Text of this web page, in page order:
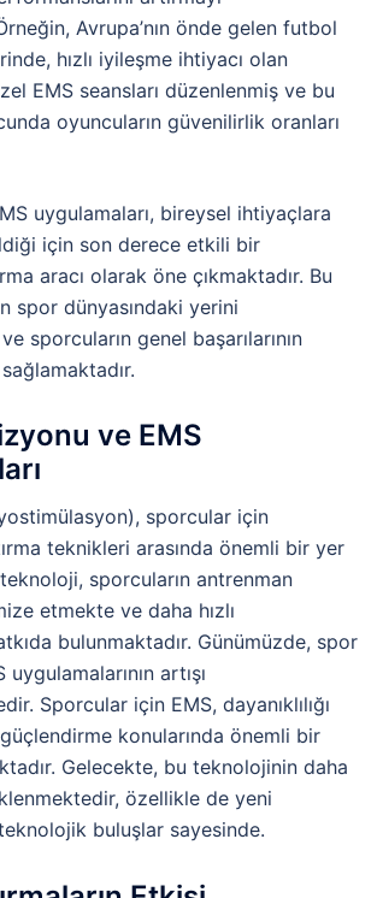
Avrupa’nın önde gelen futbol
hızlı iyileşme ihtiyacı olan
EMS seansları düzenlenmiş ve bu
oyuncuların güvenilirlik oranları
uygulamaları, bireysel ihtiyaçlara
için son derece etkili bir
aracı olarak öne çıkmaktadır. Bu
spor dünyasındaki yerini
sporcuların genel başarılarının
ve EMS
sporcular için
teknikleri arasında önemli bir yer
sporcuların antrenman
etmekte ve daha hızlı
bulunmaktadır. Günümüzde, spor
artışı
Sporcular için EMS, dayanıklılığı
konularında önemli bir
Gelecekte, bu teknolojinin daha
özellikle de yeni
buluşlar sayesinde.